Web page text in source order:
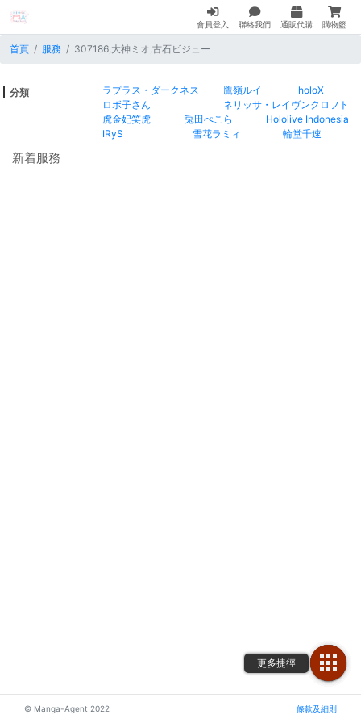
會員登入 聯絡我們 通販代購 購物籃
首頁 服務 307186,大神ミオ,古石ビジュー
分類 ラプラス・ダークネス 鷹嶺ルイ
holoX
ロボ子さん
ネリッサ・レイヴンクロフト
虎金妃笑虎
兎田ぺこら
Hololive Indonesia
IRyS
雪花ラミィ 輪堂千速
新着服務
條款及細則
© Manga-Agent 2022